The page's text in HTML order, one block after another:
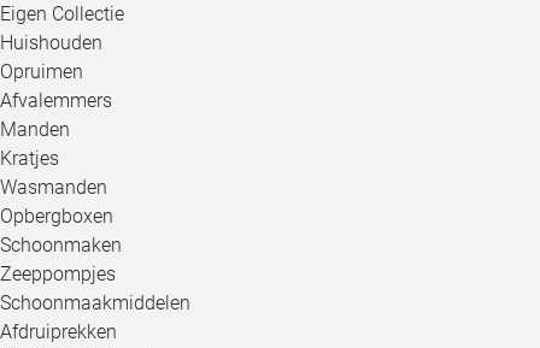
Eigen Collectie
Huishouden
Opruimen
Afvalemmers
Manden
Kratjes
Wasmanden
Opbergboxen
Schoonmaken
Zeeppompjes
Schoonmaakmiddelen
Afdruiprekken